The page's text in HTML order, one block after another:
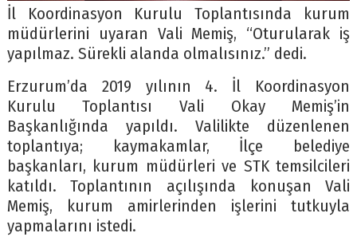
İl Koordinasyon Kurulu Toplantısında kurum
müdürlerini uyaran Vali Memiş, “Oturularak iş
yapılmaz. Sürekli alanda olmalısınız.” dedi.
Erzurum’da 2019 yılının 4. İl Koordinasyon
Kurulu Toplantısı Vali Okay Memiş’in
Başkanlığında yapıldı. Valilikte düzenlenen
toplantıya; kaymakamlar, İlçe belediye
başkanları, kurum müdürleri ve STK temsilcileri
katıldı. Toplantının açılışında konuşan Vali
Memiş, kurum amirlerinden işlerini tutkuyla
yapmalarını istedi.